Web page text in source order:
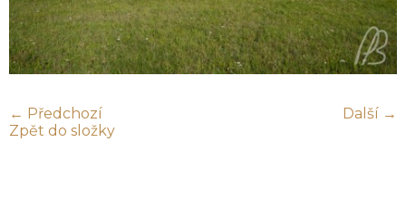
← Předchozí
Další →
Zpět do složky